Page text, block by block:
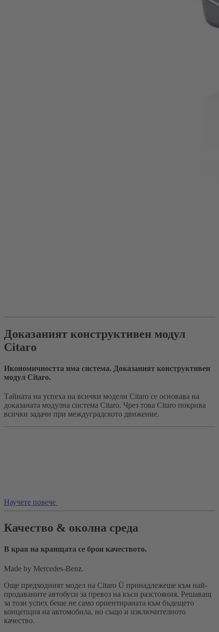
Доказаният конструктивен модул
Citaro
Икономичността има система. Доказаният конструктивен
модул Citaro.
Тайната на успеха на всички модели Citaro се основава на
доказаната модулна система Citaro. Чрез това Citaro покрива
всички задачи при междуградското движение.
Научете повече
Качество & околна среда
В края на краищата се брои качеството.
Made by Mercedes-Benz.
Още предходният модел на Citaro Ü принадлежеше към най-
продаваните автобуси за превоз на къси разстояния. Решаващ
за този успех беше не само ориентираната към бъдещето
концепция на автомобила, но също и изключителното
качество.